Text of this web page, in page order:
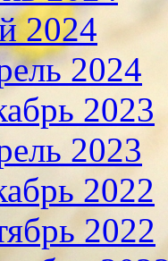
2024
2024
2023
2023
2022
2022